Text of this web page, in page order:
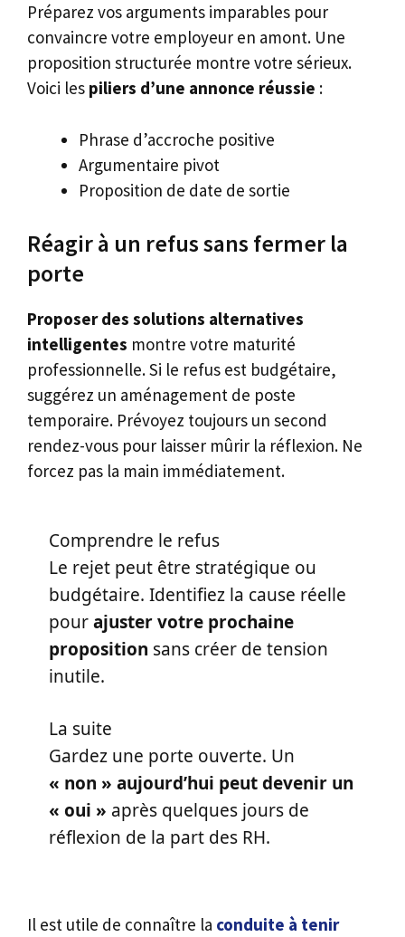
Préparez vos arguments imparables pour
convaincre votre employeur en amont. Une
proposition structurée montre votre sérieux.
Voici les piliers d’une annonce réussie :
Phrase d’accroche positive
Argumentaire pivot
Proposition de date de sortie
Réagir à un refus sans fermer la
porte
Proposer des solutions alternatives
intelligentes montre votre maturité
professionnelle. Si le refus est budgétaire,
suggérez un aménagement de poste
temporaire. Prévoyez toujours un second
rendez-vous pour laisser mûrir la réflexion. Ne
forcez pas la main immédiatement.
Comprendre le refus
Le rejet peut être stratégique ou
budgétaire. Identifiez la cause réelle
pourajuster votre prochaine
proposition sans créer de tension
inutile.
La suite
Gardez une porte ouverte. Un
« non » aujourd’hui peut devenir un
« oui » après quelques jours de
réflexion de la part des RH.
Il est utile de connaître la conduite à tenir